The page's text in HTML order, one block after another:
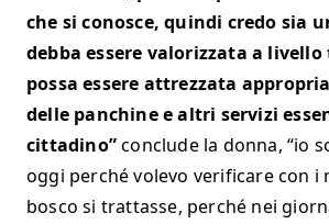
che si conosce, quindi credo sia
debba essere valorizzata a
possa essere attrezzata
delle panchine e altri servizi
cittadino”conclude la donna, “io
oggi perché volevo verificare con i
bosco si trattasse, perché nei